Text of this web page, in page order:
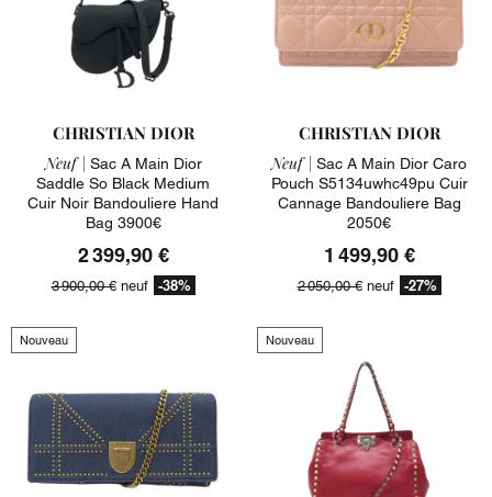
CHRISTIAN DIOR
Neuf | Sac A Main Dior
Saddle So Black Medium
Cuir Noir Bandouliere Hand
Bag 3900€
2 399,90 €
3 900,00 €neuf -38%
CHRISTIAN DIOR
Neuf | Sac A Main Dior Caro
Pouch S5134uwhc49pu Cuir
Cannage Bandouliere Bag
2050€
1 499,90 €
2 050,00 €neuf -27%
Nouveau Nouveau